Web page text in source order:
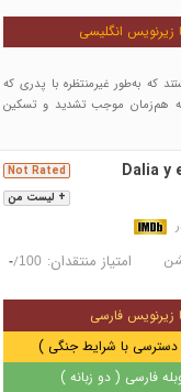
زیرنویس انگلیسی
که به‌طور غیرمنتظره با پدری که
هم‌زمان موجب تشدید و تسکین
+ لیست من
Not Rated Dalia y
امتیاز منتقدان: -/100
زیرنویس فارسی
با شرایط جنگی )
فارسی ( دو زبانه )